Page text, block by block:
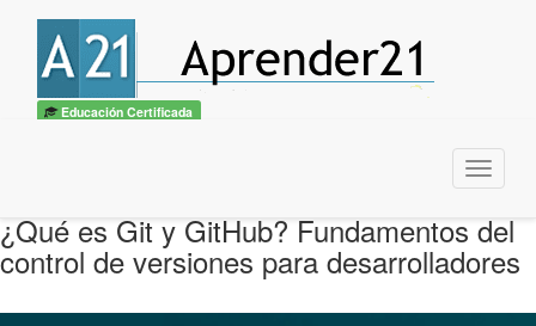
Educación Certificada
Menu
¿Qué es Git y GitHub? Fundamentos del
control de versiones para desarrolladores